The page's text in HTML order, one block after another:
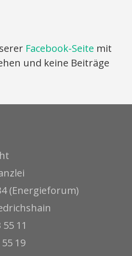
Facebook-Seite mit
und keine Beiträge
(Energieforum)
11
19